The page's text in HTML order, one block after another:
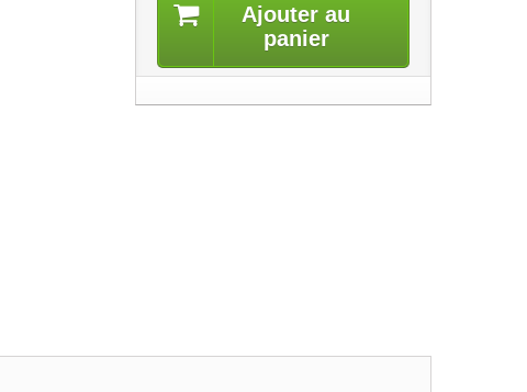
Ajouter au
panier